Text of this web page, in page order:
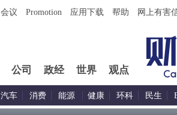
会议 Promotion 应用下载 帮助 网上有害
公司 政经 世界 观点
汽车 消费 能源 健康 环科 民生